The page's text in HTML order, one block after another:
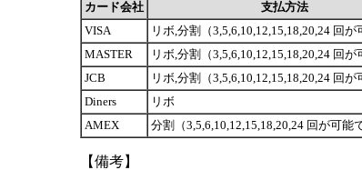
カード会社
支払方法
VISA
リボ,分割（3,5,6,10,12,15,18,20,24 回が
MASTER
リボ,分割（3,5,6,10,12,15,18,20,24 回が
JCB
リボ,分割（3,5,6,10,12,15,18,20,24 回が
Diners
リボ
AMEX
分割（3,5,6,10,12,15,18,20,24 回が可能
【備考】